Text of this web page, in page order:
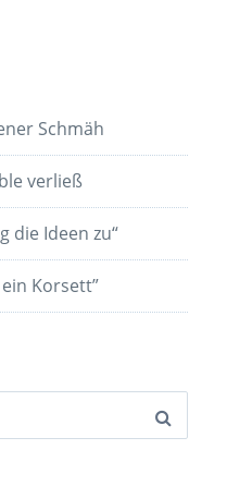
Schmäh
verließ
die Ideen zu“
Korsett”